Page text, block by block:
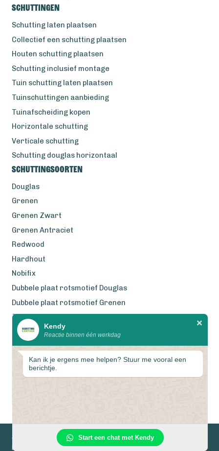
Schuttingen
Schutting laten plaatsen
Collectief een schutting plaatsen
Houten schutting plaatsen
Schutting inclusief montage
Tuin schutting laten plaatsen
Tuinschuttingen aanbieding
Tuinafscheiding kopen
Horizontale schutting
Verticale schutting
Schutting douglas horizontaal
Schuttingsoorten
Douglas
Grenen
Grenen Zwart
Grenen Antraciet
Redwood
Hardhout
Nobifix
Dubbele plaat rotsmotief Douglas
Dubbele plaat rotsmotief Grenen
Zweeds Rabat Douglas
Wij werken met eerlijke
gecertificeerde houtsoorten
© 2026 Schuttingkampioen
Privacyverklaring Algemene voorwaarden
Kendy
Reactie binnen één werkdag
Kan ik je ergens mee helpen? Stuur me vooral een
berichtje.
Start een chat met Kendy